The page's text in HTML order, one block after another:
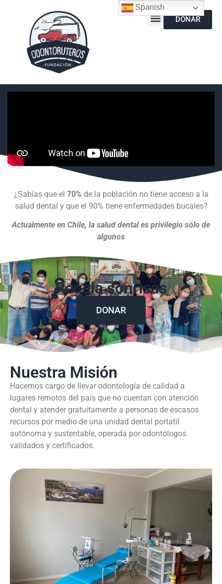
DONAR
¿Sabías que el 70% de la población no tiene acceso a la
salud dental y que el 90% tiene enfermedades bucales?
Actualmente en Chile, la salud dental es privilegio sólo de
algunos
Regala sonrisas
DONAR
Nuestra Misión
Hacernos cargo de llevar odontología de calidad a
lugares remotos del país que no cuentan con atención
dental y atender gratuitamente a personas de escasos
recursos por medio de una unidad dental portatil
autónoma y sustentable, operada por odontólogos
validados y certificados.
Spanish